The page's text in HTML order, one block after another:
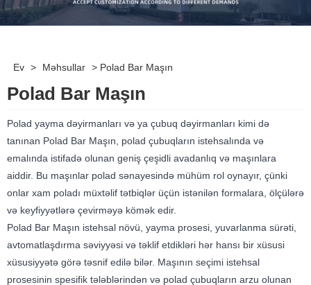
Ev > Məhsullar > Polad Bar Maşın
Polad Bar Maşın
Polad yayma dəyirmanları və ya çubuq dəyirmanları kimi də
tanınan Polad Bar Maşın, polad çubuqların istehsalında və
emalında istifadə olunan geniş çeşidli avadanlıq və maşınlara
aiddir. Bu maşınlar polad sənayesində mühüm rol oynayır, çünki
onlar xam poladı müxtəlif tətbiqlər üçün istənilən formalara, ölçülərə
və keyfiyyətlərə çevirməyə kömək edir.
Polad Bar Maşın istehsal növü, yayma prosesi, yuvarlanma sürəti,
avtomatlaşdırma səviyyəsi və təklif etdikləri hər hansı bir xüsusi
xüsusiyyətə görə təsnif edilə bilər. Maşının seçimi istehsal
prosesinin spesifik tələblərindən və polad çubuqların arzu olunan